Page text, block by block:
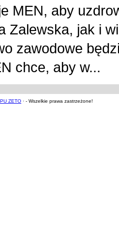
MEN, aby
Zalewska, jak i
zawodowe
chce, aby w...
ZETO · - Wszelkie prawa zastrzeżone!